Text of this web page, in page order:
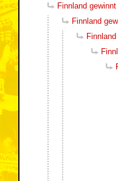
Finnland
Finnland